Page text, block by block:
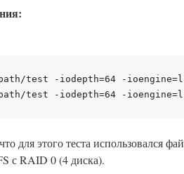
test -iodepth=64 -
для этого теста использовался
с RAID 0 (4 диска).